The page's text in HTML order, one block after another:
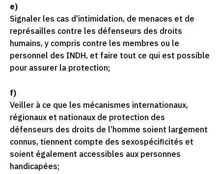
e)
Signaler les cas d’intimidation, de menaces et de
représailles contre les défenseurs des droits
humains, y compris contre les membres ou le
personnel des INDH, et faire tout ce qui est possible
pour assurer la protection;
f)
Veiller à ce que les mécanismes internationaux,
régionaux et nationaux de protection des
défenseurs des droits de l’homme soient largement
connus, tiennent compte des sexospécificités et
soient également accessibles aux personnes
handicapées;